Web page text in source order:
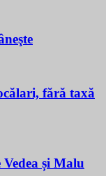
fără taxă
și Malu